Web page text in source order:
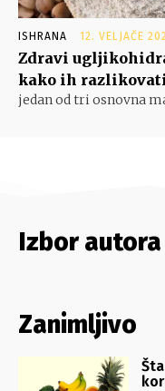
ISHRANA 12. VELJAČE
Zdravi
kako ih
jedan od tri osnovna
Izbor autora
Zanimljivo